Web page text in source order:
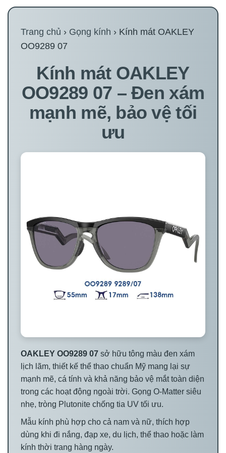
Trang chủ › Gọng kính › Kính mát OAKLEY
OO9289 07
Kính mát OAKLEY
OO9289 07 – Đen xám
mạnh mẽ, bảo vệ tối
ưu
OAKLEY OO9289 07 sở hữu tông màu đen xám
lịch lãm, thiết kế thể thao chuẩn Mỹ mang lại sự
mạnh mẽ, cá tính và khả năng bảo vệ mắt toàn diện
trong các hoạt động ngoài trời. Gọng O-Matter siêu
nhẹ, tròng Plutonite chống tia UV tối ưu.
Mẫu kính phù hợp cho cả nam và nữ, thích hợp
dùng khi đi nắng, đạp xe, du lịch, thể thao hoặc làm
kính thời trang hàng ngày.